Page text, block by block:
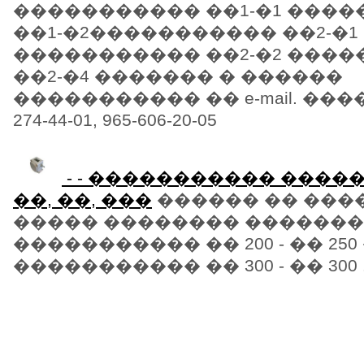
����������� ��1-�1
��1-�2����������� ��2-�1
����������� ��2-�2
��2-�4 ������� � ������
����������� �� e-mail.
274-44-01, 965-606-20-05
- - �����������
��, ��, ��� ������ ��
����� ��������
����������� �� 200 - ��
����������� �� 300 - �� 300